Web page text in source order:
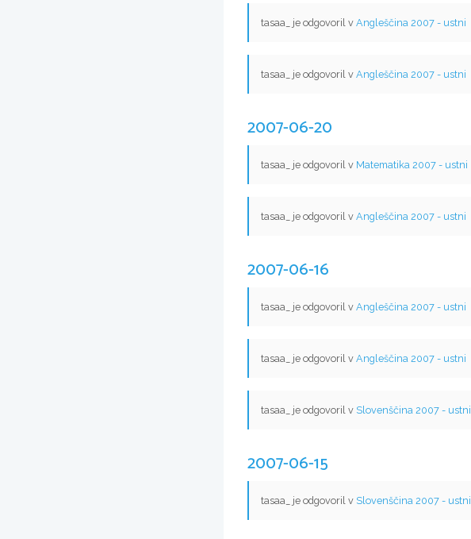
tasaa_ je odgovoril v Angleščina 2007 - ustni
tasaa_ je odgovoril v Angleščina 2007 - ustni
2007-06-20
tasaa_ je odgovoril v Matematika 2007 - ustni
tasaa_ je odgovoril v Angleščina 2007 - ustni
2007-06-16
tasaa_ je odgovoril v Angleščina 2007 - ustni
tasaa_ je odgovoril v Angleščina 2007 - ustni
tasaa_ je odgovoril v Slovenščina 2007 - ustni
2007-06-15
tasaa_ je odgovoril v Slovenščina 2007 - ustni